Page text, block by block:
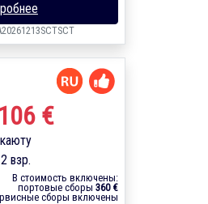
€
взр.
В стоимость включены:
портовые сборы 360 €
сборы включены